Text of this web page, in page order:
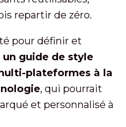
repartir de zéro.
pour définir et
guide de style
plateformes à la
, qui pourrait
et personnalisé à